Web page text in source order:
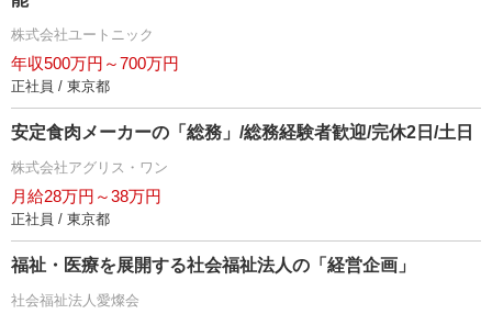
株式会社ユートニック
年収500万円～700万円
正社員 / 東京都
安定食肉メーカーの「総務」/総務経験者歓迎/完休2日/土日
株式会社アグリス・ワン
月給28万円～38万円
正社員 / 東京都
福祉・医療を展開する社会福祉法人の「経営企画」
社会福祉法人愛燦会